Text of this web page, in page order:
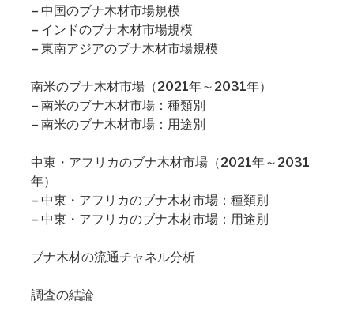
– 中国のブナ木材市場規模
– インドのブナ木材市場規模
– 東南アジアのブナ木材市場規模
南米のブナ木材市場（2021年～2031年）
– 南米のブナ木材市場：種類別
– 南米のブナ木材市場：用途別
中東・アフリカのブナ木材市場（2021年～2031
年）
– 中東・アフリカのブナ木材市場：種類別
– 中東・アフリカのブナ木材市場：用途別
ブナ木材の流通チャネル分析
調査の結論